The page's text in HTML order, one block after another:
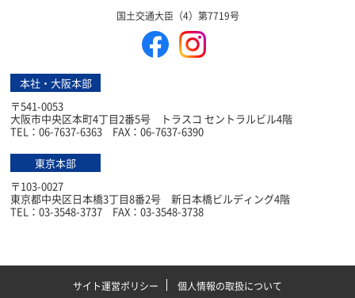
国土交通大臣（4）第7719号
本社・大阪本部
〒541-0053
大阪市中央区本町4丁目2番5号 トラスコ セントラルビル4階
TEL：06-7637-6363 FAX：06-7637-6390
東京本部
〒103-0027
東京都中央区日本橋3丁目8番2号 新日本橋ビルディング4階
TEL：03-3548-3737 FAX：03-3548-3738
サイト運営ポリシー
個人情報の取扱について